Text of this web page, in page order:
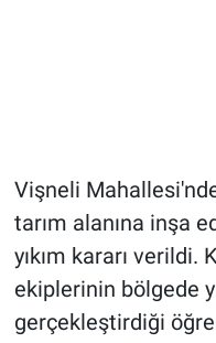
Vişneli
tarım alanına inşa
yıkım kararı
ekiplerinin bölgede
gerçekleştirdiği